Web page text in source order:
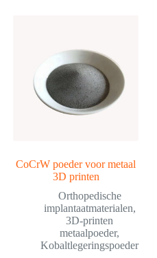
CoCrW poeder voor metaal
3D printen
Orthopedische
implantaatmaterialen,
3D-printen
metaalpoeder,
Kobaltlegeringspoeder